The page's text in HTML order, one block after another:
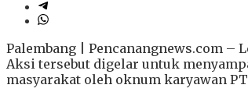
Palembang | Pencanangnews.com –
Aksi tersebut digelar untuk
masyarakat oleh oknum karyawan